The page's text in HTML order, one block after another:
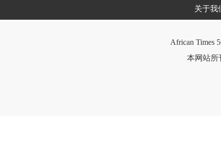
关于我
African Times
本网站所